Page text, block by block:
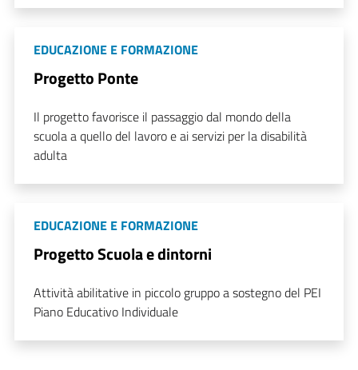
EDUCAZIONE E FORMAZIONE
Progetto Ponte
Il progetto favorisce il passaggio dal mondo della
scuola a quello del lavoro e ai servizi per la disabilità
adulta
EDUCAZIONE E FORMAZIONE
Progetto Scuola e dintorni
Attività abilitative in piccolo gruppo a sostegno del PEI
Piano Educativo Individuale